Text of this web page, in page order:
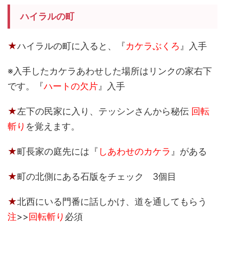
ハイラルの町
★ハイラルの町に入ると、 『カケラぶくろ 』 入手
※入手したカケラあわせした場所はリンクの家右下
です。『ハートの欠片 』入手
★左下の民家に入り、テッシンさんから秘伝 回転
斬り を覚えます。
★町長家の庭先には『 しあわせのカケラ 』がある
★町の北側にある石版をチェック 3個目
★北西にいる門番に話しかけ、道を通してもらう
注>> 回転斬り 必須